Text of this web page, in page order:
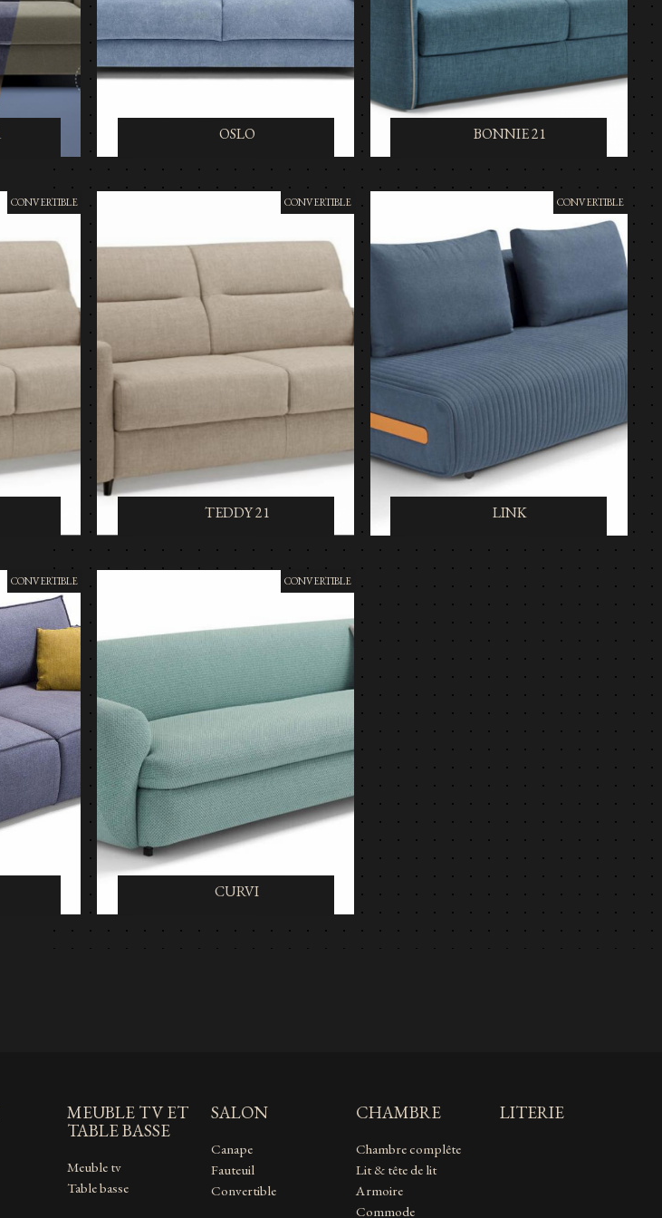
OSLO BONNIE 21
CONVERTIBLE CONVERTIBLE
TEDDY 21
CONVERTIBLE
LINK
CONVERTIBLE CONVERTIBLE
CURVI
MEUBLE TV ET
TABLE BASSE
Meuble tv
Table basse
SALON
Canape
Fauteuil
Convertible
CHAMBRE
Chambre complête
Lit & tête de lit
Armoire
Commode
LITERIE